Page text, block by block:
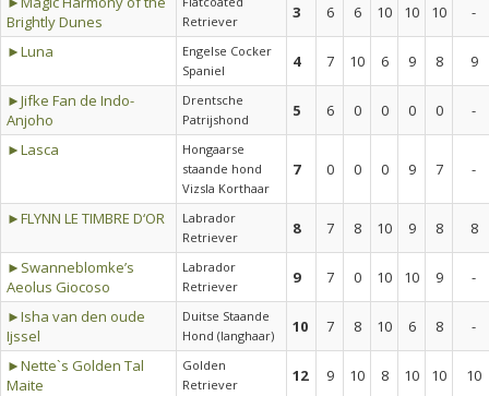
Brightly Dunes
Retriever
3 6 6 10 10 10
-
►Luna
Engelse Cocker
Spaniel
4 7 10 6 9 8
9
►Jifke Fan de Indo-
Anjoho
Drentsche
Patrijshond
5 6 0 0 0 0
-
►Lasca
Hongaarse
staande hond
Vizsla Korthaar
7 0 0 0 9 7 -
►FLYNN LE TIMBRE D‘OR
Labrador
Retriever
8 7 8 10 9 8
8
►Swanneblomke’s
Aeolus Giocoso
Labrador
Retriever
9 7 0 10 10 9
-
►Isha van den oude
Ijssel
Duitse Staande
Hond (langhaar)
10 7 8 10 6 8
-
►Nette`s Golden Tal
Maite
Golden
Retriever
12 9 10 8 10 10
10